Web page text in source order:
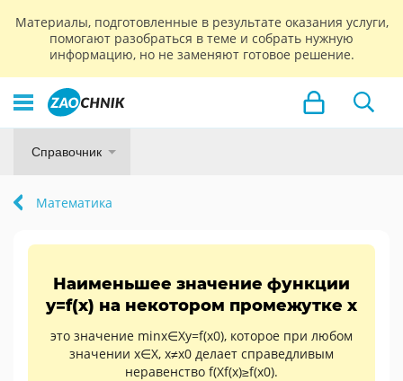
Материалы, подготовленные в результате оказания услуги,
помогают разобраться в теме и собрать нужную
информацию, но не заменяют готовое решение.
Справочник
Математика
Наименьшее значение функции
y=f(x) на некотором промежутке x
это значение minx∈Xy=f(x0), которое при любом
значении x∈X, x≠x0 делает справедливым
неравенство f(Xf(x)≥f(x0).